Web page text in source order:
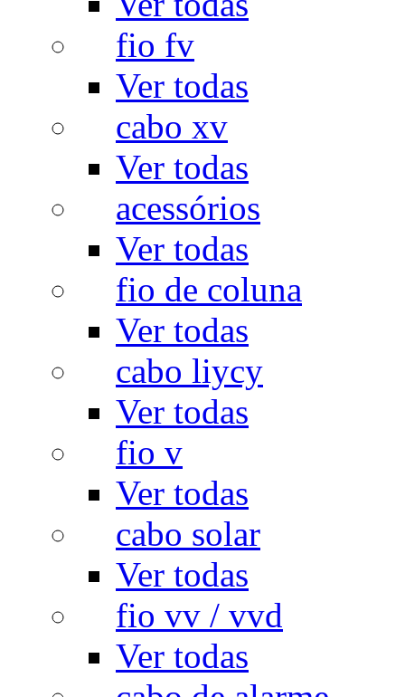
fio fv
Ver todas
cabo xv
Ver todas
acessórios
Ver todas
fio de coluna
Ver todas
cabo liycy
Ver todas
fio v
Ver todas
cabo solar
Ver todas
fio vv / vvd
Ver todas